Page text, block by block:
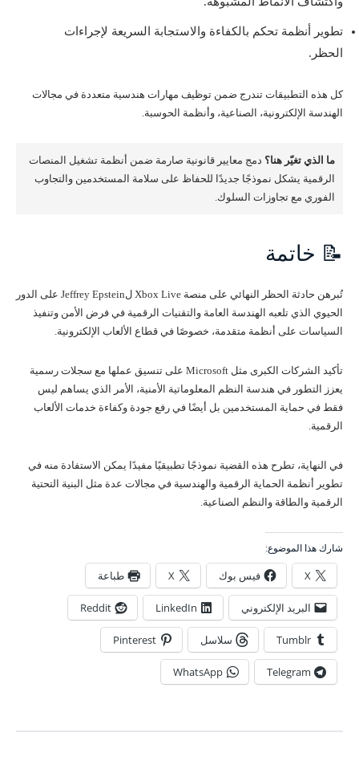
تطوير أنظمة تحكم بالكفاءة والاستجابة السريعة لإجراءات
الحظر.
كل هذه التطبيقات تندرج ضمن توظيف مهارات هندسية متعددة في مجالات
الهندسة الإلكترونية، الصناعية، وأنظمة الحوسبة.
ما الذي تغيّر هنا؟ دمج معايير قانونية صارمة ضمن أنظمة تشغيل المنصات
الرقمية يشكل نموذجًا جديدًا للحفاظ على سلامة المستخدمين والتجاوب
الفوري مع تجاوزات السلوك.
📝 خاتمة
تُبرهن حادثة الحظر النهائي على منصة Xbox Live لJeffrey Epstein على الدور
الحيوي الذي تلعبه الهندسة العامة والتقنيات الرقمية في فرض الأمن وتنفيذ
السياسات على أنظمة متقدمة، خصوصًا في قطاع الألعاب الإلكترونية.
تأكيد الشركات الكبرى مثل Microsoft على تنسيق عملها مع سجلات رسمية
يعزز التطور في هندسة النظم المعلوماتية الأمنية، الأمر الذي يساهم ليس
فقط في حماية المستخدمين بل أيضًا في رفع جودة وكفاءة خدمات الألعاب
الرقمية.
في النهاية، تطرح هذه القضية نموذجًا تطبيقيًا مفيدًا يمكن الاستفادة منه في
تطوير أنظمة الحماية الرقمية والهندسية في مجالات عدة مثل البنية التحتية
الرقمية والطاقة والنظم الصناعية.
شارك هذا الموضوع:
X فيس بوك X طباعة
البريد الإلكتروني LinkedIn
Reddit
Tumblr سلاسل Pinterest
Telegram
WhatsApp